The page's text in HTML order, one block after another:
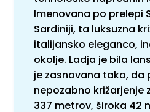
Imenovana po prelepi
Sardiniji, ta luksuzna
italijansko eleganco,
okolje. Ladja je bila
je zasnovana tako, da
nepozabno križarjenje
337 metrov, široka 42